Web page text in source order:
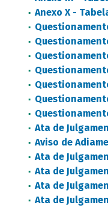
Anexo X -
Ata de
Aviso de
Ata de
Ata de
Ata de
Ata de